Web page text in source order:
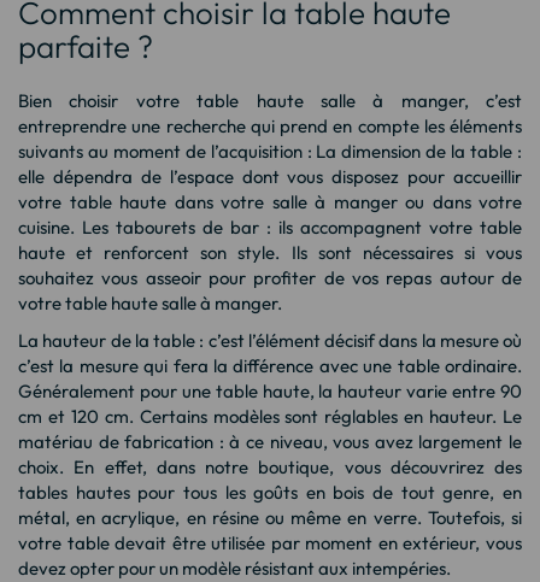
Comment choisir la table haute
parfaite ?
Bien choisir votre table haute salle à manger, c’est
entreprendre une recherche qui prend en compte les éléments
suivants au moment de l’acquisition : La dimension de la table :
elle dépendra de l’espace dont vous disposez pour accueillir
votre table haute dans votre salle à manger ou dans votre
cuisine. Les tabourets de bar : ils accompagnent votre table
haute et renforcent son style. Ils sont nécessaires si vous
souhaitez vous asseoir pour profiter de vos repas autour de
votre table haute salle à manger.
La hauteur de la table : c’est l’élément décisif dans la mesure où
c’est la mesure qui fera la différence avec une table ordinaire.
Généralement pour une table haute, la hauteur varie entre 90
cm et 120 cm. Certains modèles sont réglables en hauteur. Le
matériau de fabrication : à ce niveau, vous avez largement le
choix. En effet, dans notre boutique, vous découvrirez des
tables hautes pour tous les goûts en bois de tout genre, en
métal, en acrylique, en résine ou même en verre. Toutefois, si
votre table devait être utilisée par moment en extérieur, vous
devez opter pour un modèle résistant aux intempéries.